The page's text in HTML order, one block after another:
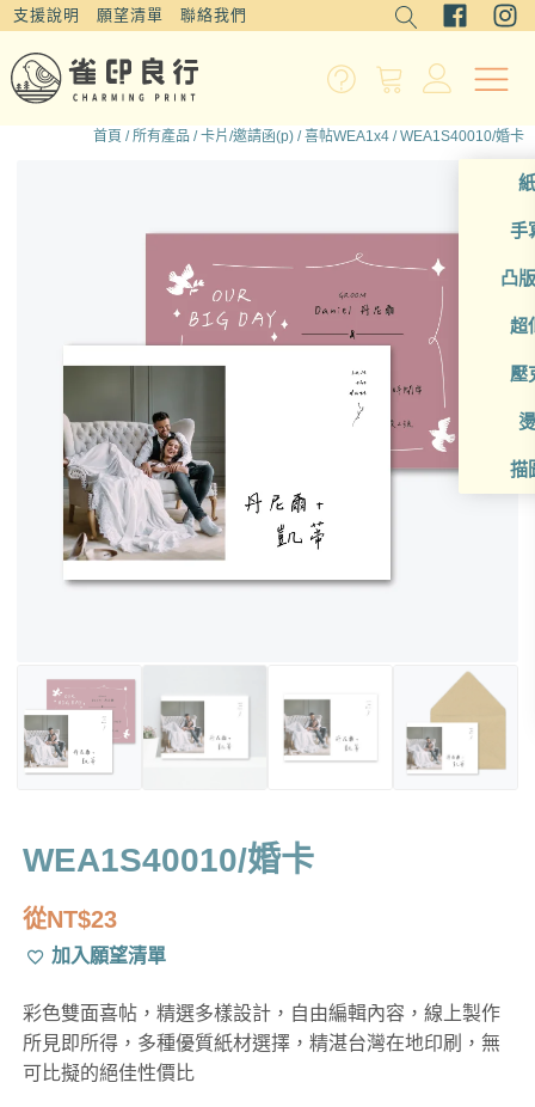
支援說明 願望清單 聯絡我們
手
凸
超
壓
描
首頁 /所有產品 /卡片/邀請函(p) /喜帖WEA1x4 / WEA1S40010/婚卡
WEA1S40010/婚卡
從NT$23
加入願望清單
彩色雙面喜帖，精選多樣設計，自由編輯內容，線上製作
所見即所得，多種優質紙材選擇，精湛台灣在地印刷，無
可比擬的絕佳性價比